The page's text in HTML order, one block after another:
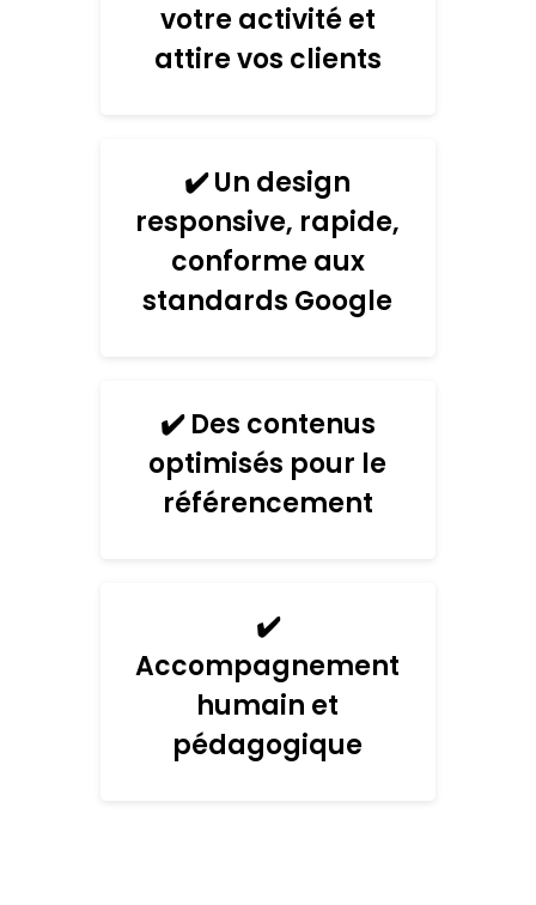
votre activité et
attire vos clients
✔️ Un design
responsive, rapide,
conforme aux
standards Google
✔️ Des contenus
optimisés pour le
référencement
✔️
Accompagnement
humain et
pédagogique